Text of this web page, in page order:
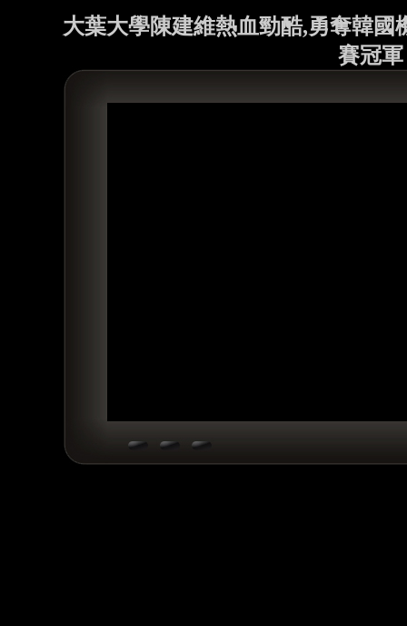
大葉大學陳建維熱血勁酷,勇奪韓國
賽冠軍